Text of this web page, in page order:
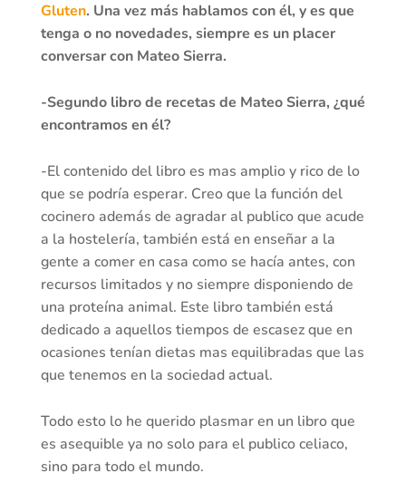
Gluten. Una vez más hablamos con él, y es que
tenga o no novedades, siempre es un placer
conversar con Mateo Sierra.
-Segundo libro de recetas de Mateo Sierra, ¿qué
encontramos en él?
-El contenido del libro es mas amplio y rico de lo
que se podría esperar. Creo que la función del
cocinero además de agradar al publico que acude
a la hostelería, también está en enseñar a la
gente a comer en casa como se hacía antes, con
recursos limitados y no siempre disponiendo de
una proteína animal. Este libro también está
dedicado a aquellos tiempos de escasez que en
ocasiones tenían dietas mas equilibradas que las
que tenemos en la sociedad actual.
Todo esto lo he querido plasmar en un libro que
es asequible ya no solo para el publico celiaco,
sino para todo el mundo.